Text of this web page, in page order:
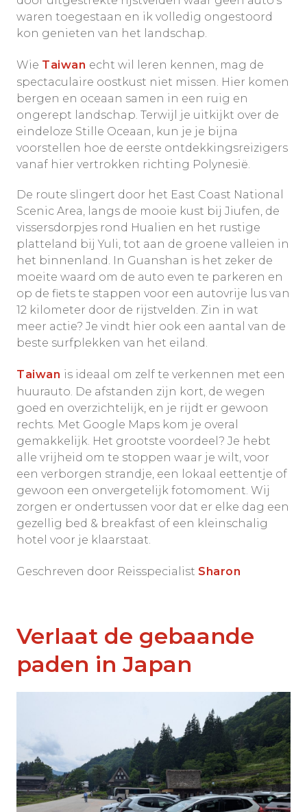
waren toegestaan en ik volledig ongestoord
kon genieten van het landschap.
Wie Taiwan echt wil leren kennen, mag de
spectaculaire oostkust niet missen. Hier komen
bergen en oceaan samen in een ruig en
ongerept landschap. Terwijl je uitkijkt over de
eindeloze Stille Oceaan, kun je je bijna
voorstellen hoe de eerste ontdekkingsreizigers
vanaf hier vertrokken richting Polynesië.
De route slingert door het East Coast National
Scenic Area, langs de mooie kust bij Jiufen, de
vissersdorpjes rond Hualien en het rustige
platteland bij Yuli, tot aan de groene valleien in
het binnenland. In Guanshan is het zeker de
moeite waard om de auto even te parkeren en
op de fiets te stappen voor een autovrije lus van
12 kilometer door de rijstvelden. Zin in wat
meer actie? Je vindt hier ook een aantal van de
beste surfplekken van het eiland.
Taiwan is ideaal om zelf te verkennen met een
huurauto. De afstanden zijn kort, de wegen
goed en overzichtelijk, en je rijdt er gewoon
rechts. Met Google Maps kom je overal
gemakkelijk. Het grootste voordeel? Je hebt
alle vrijheid om te stoppen waar je wilt, voor
een verborgen strandje, een lokaal eettentje of
gewoon een onvergetelijk fotomoment. Wij
zorgen er ondertussen voor dat er elke dag een
gezellig bed & breakfast of een kleinschalig
hotel voor je klaarstaat.
Geschreven door Reisspecialist Sharon
Verlaat de gebaande
paden in Japan